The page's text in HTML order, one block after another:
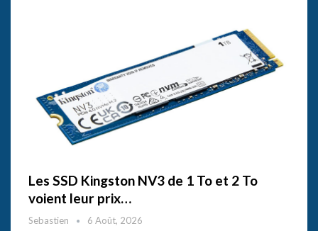
Les SSD Kingston NV3 de 1 To et 2 To
voient leur prix…
Sebastien 6 Août, 2026